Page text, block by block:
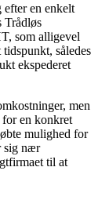
efter en enkelt
Trådløs
som alligevel
således
ekspederet
men
en konkret
mulighed for
sig nær
til at